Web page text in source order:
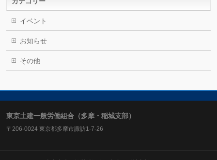
イベント
お知らせ
その他
東京土建一般労働組合（多摩・稲城支部）
〒206-0024 東京都多摩市諏訪1-7-26